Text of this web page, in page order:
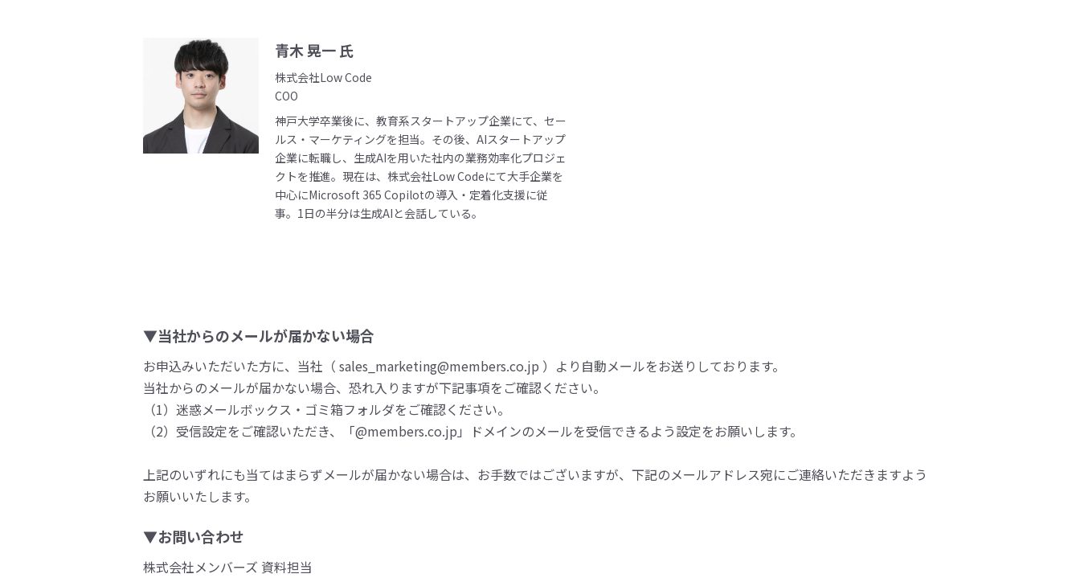
青木 晃一 氏
株式会社Low Code
COO
神戸大学卒業後に、教育系スタートアップ企業にて、セー
ルス・マーケティングを担当。その後、AIスタートアップ
企業に転職し、生成AIを用いた社内の業務効率化プロジェ
クトを推進。現在は、株式会社Low Codeにて大手企業を
中心にMicrosoft 365 Copilotの導入・定着化支援に従
事。1日の半分は生成AIと会話している。
▼当社からのメールが届かない場合
お申込みいただいた方に、当社（ sales_marketing@members.co.jp ）より自動メールをお送りしております。
当社からのメールが届かない場合、恐れ入りますが下記事項をご確認ください。
（1）迷惑メールボックス・ゴミ箱フォルダをご確認ください。
（2）受信設定をご確認いただき、「@members.co.jp」ドメインのメールを受信できるよう設定をお願いします。
上記のいずれにも当てはまらずメールが届かない場合は、お手数ではございますが、下記のメールアドレス宛にご連絡いただきますよう
お願いいたします。
▼お問い合わせ
株式会社メンバーズ 資料担当